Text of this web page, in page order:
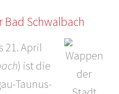
Bad Schwalbach
21. April
) ist die
Taunus-